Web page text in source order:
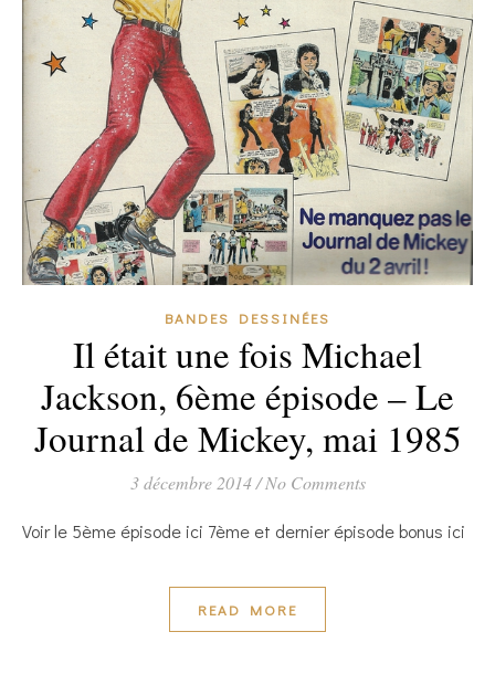
BANDES DESSINÉES
Il était une fois Michael
Jackson, 6ème épisode – Le
Journal de Mickey, mai 1985
3 décembre 2014/ No Comments
Voir le 5ème épisode ici 7ème et dernier épisode bonus ici
READ MORE